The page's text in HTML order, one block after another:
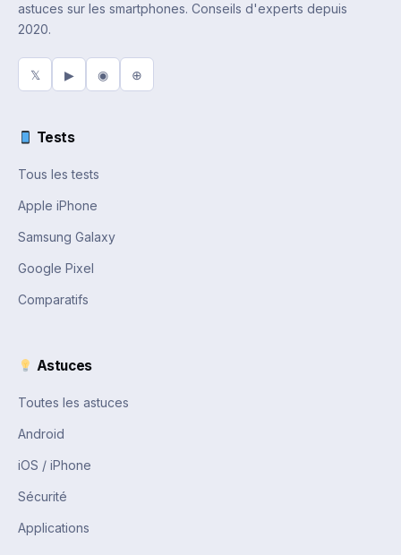
astuces sur les smartphones. Conseils d'experts depuis
2020.
𝕏 ▶ ◉ ⊕
Tests
Tous les tests
Apple iPhone
Samsung Galaxy
Google Pixel
Comparatifs
Astuces
Toutes les astuces
Android
iOS / iPhone
Sécurité
Applications